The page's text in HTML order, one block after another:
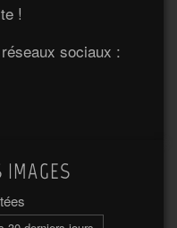
!
sociaux :
IMAGES